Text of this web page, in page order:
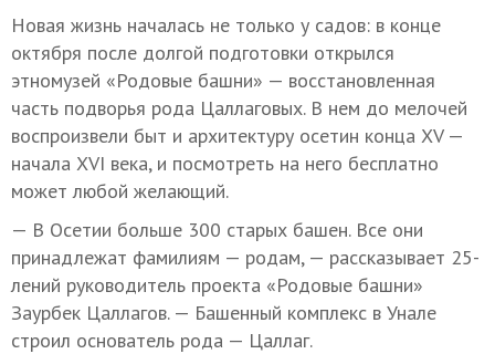
Новая жизнь началась не только у садов: в конце
октября после долгой подготовки открылся
этномузей «Родовые башни» — восстановленная
часть подворья рода Цаллаговых. В нем до мелочей
воспроизвели быт и архитектуру осетин конца XV —
начала XVI века, и посмотреть на него бесплатно
может любой желающий.
— В Осетии больше 300 старых башен. Все они
принадлежат фамилиям — родам, — рассказывает 25-
лений руководитель проекта «Родовые башни»
Заурбек Цаллагов. — Башенный комплекс в Унале
строил основатель рода — Цаллаг.